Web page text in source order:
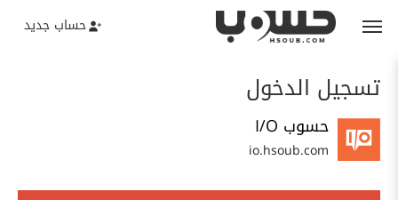
حساب جديد
تسجيل الدخول
حسوب I/O
io.hsoub.com